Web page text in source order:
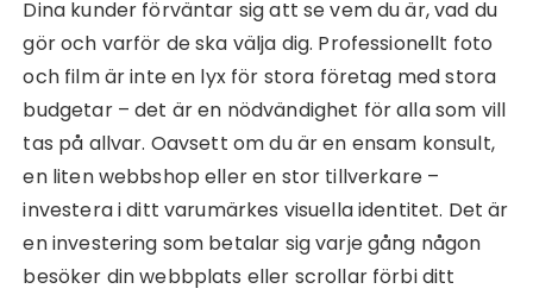
Dina kunder förväntar sig att se vem du är, vad du
gör och varför de ska välja dig. Professionellt foto
och film är inte en lyx för stora företag med stora
budgetar – det är en nödvändighet för alla som vill
tas på allvar. Oavsett om du är en ensam konsult,
en liten webbshop eller en stor tillverkare –
investera i ditt varumärkes visuella identitet. Det är
en investering som betalar sig varje gång någon
besöker din webbplats eller scrollar förbi ditt